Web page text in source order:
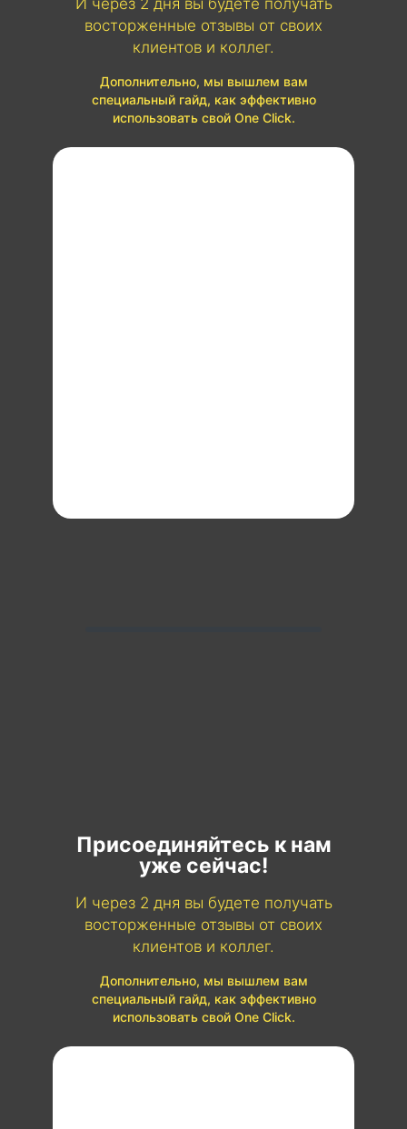
И через 2 дня вы будете получать
восторженные отзывы от своих
клиентов и коллег.
Дополнительно, мы вышлем вам
специальный гайд, как эффективно
использовать свой One Click.
Присоединяйтесь к нам
уже сейчас!
И через 2 дня вы будете получать
восторженные отзывы от своих
клиентов и коллег.
Дополнительно, мы вышлем вам
специальный гайд, как эффективно
использовать свой One Click.